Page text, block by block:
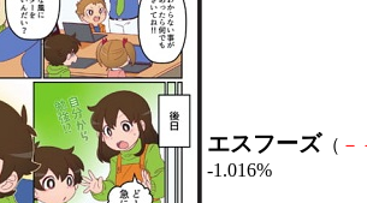
エスフーズ （ －
-1.016%